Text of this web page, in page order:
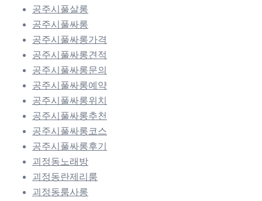
공주시풀살롱
공주시풀싸롱
공주시풀싸롱가격
공주시풀싸롱견적
공주시풀싸롱문의
공주시풀싸롱예약
공주시풀싸롱위치
공주시풀싸롱추천
공주시풀싸롱코스
공주시풀싸롱후기
괴정동노래방
괴정동란제리룸
괴정동룸사롱